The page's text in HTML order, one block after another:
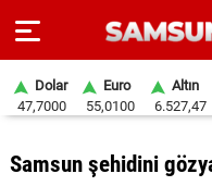
SAYFA
Dolar
47,7000
Euro
55,0100
Altın
6.527,47
Samsun şehidini